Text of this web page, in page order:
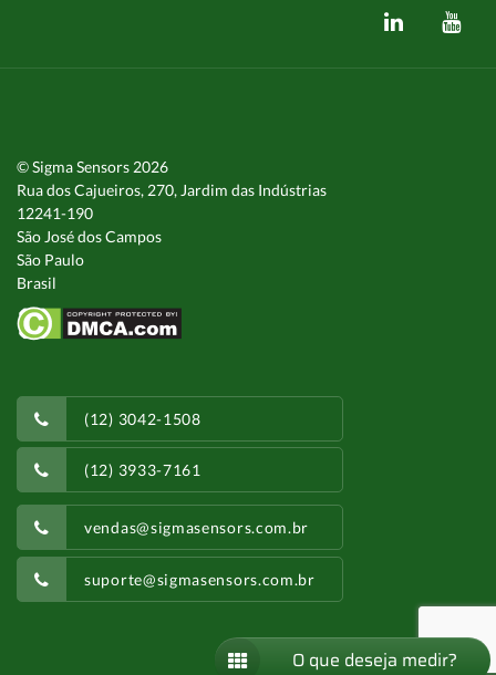
O que deseja medir?
© Sigma Sensors 2026
Rua dos Cajueiros, 270, Jardim das Indústrias
12241-190
São José dos Campos
São Paulo
Brasil
(12) 3042-1508
(12) 3933-7161
vendas@sigmasensors.com.br
suporte@sigmasensors.com.br